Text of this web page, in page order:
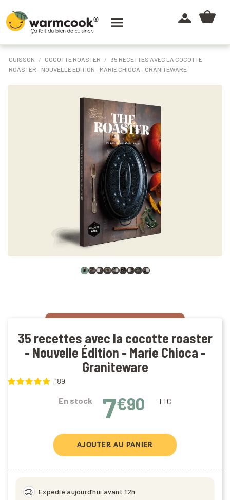

CUISSON COCOTTE ROASTER
35 RECETTES AVEC LA COCOTTE
ROASTER - NOUVELLE ÉDITION - MARIE CHIOCA - GRANITEWARE
35 recettes avec la cocotte roaster
- Nouvelle Édition - Marie Chioca -
Graniteware
189
En stock 7€90 TTC
AJOUTER AU PANIER
delivery_truck_speed Expédié aujourd’hui avant 12h